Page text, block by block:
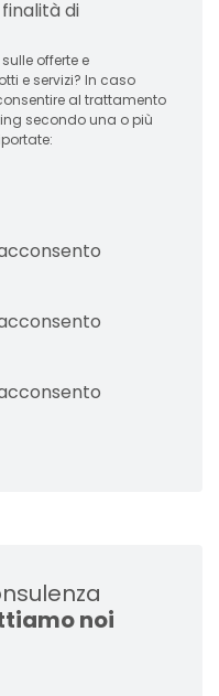
di
offerte e
In caso
al trattamento
secondo una o più
noi